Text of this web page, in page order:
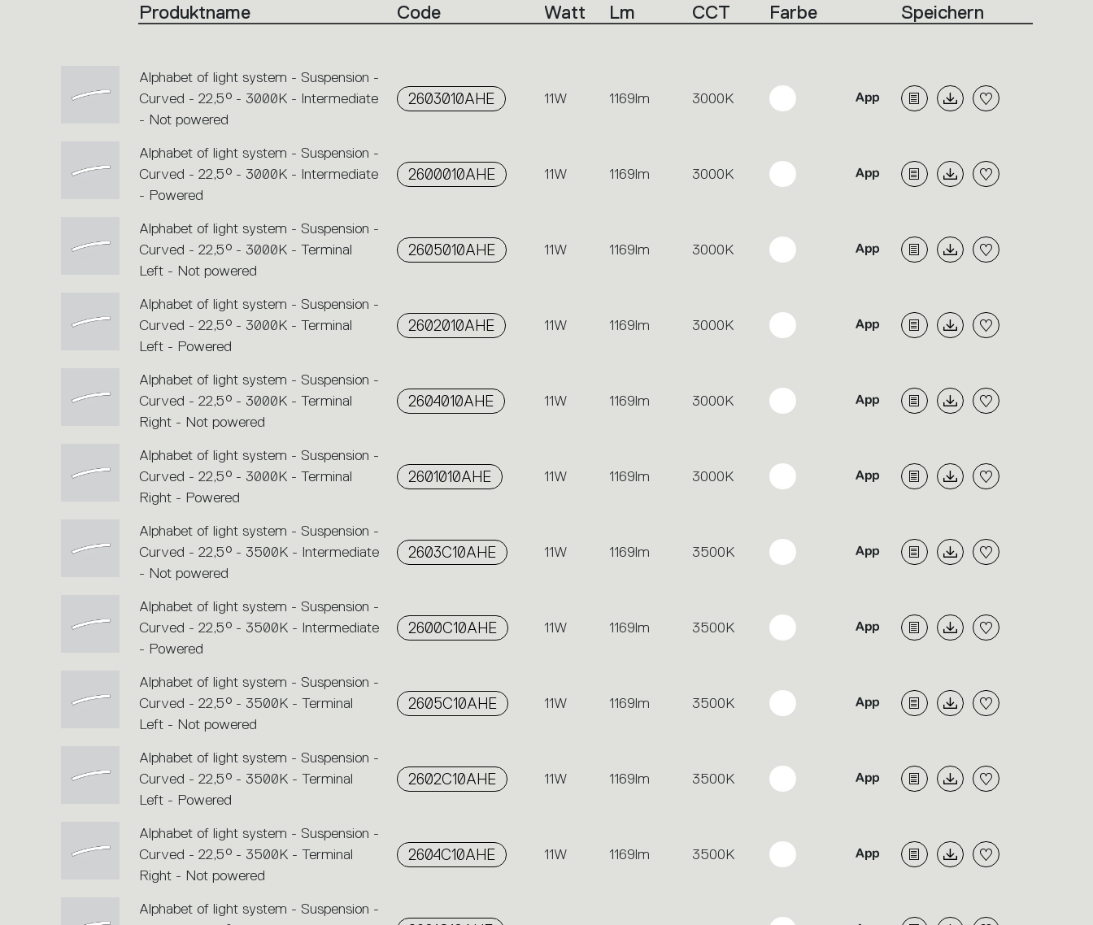
Produktname Code Watt Lm CCT Farbe Speichern
Alphabet of light system - Suspension -
Curved - 22,5° - 3000K - Intermediate
- Not powered
2603010AHE 11W 1169lm 3000K
Alphabet of light system - Suspension -
Curved - 22,5° - 3000K - Intermediate
- Powered
2600010AHE 11W 1169lm 3000K
Alphabet of light system - Suspension -
Curved - 22,5° - 3000K - Terminal
Left - Not powered
2605010AHE 11W 1169lm 3000K
Alphabet of light system - Suspension -
Curved - 22,5° - 3000K - Terminal
Left - Powered
2602010AHE 11W 1169lm 3000K
Alphabet of light system - Suspension -
Curved - 22,5° - 3000K - Terminal
Right - Not powered
2604010AHE 11W 1169lm 3000K
Alphabet of light system - Suspension -
Curved - 22,5° - 3000K - Terminal
Right - Powered
2601010AHE 11W 1169lm 3000K
Alphabet of light system - Suspension -
Curved - 22,5° - 3500K - Intermediate
- Not powered
2603C10AHE 11W 1169lm 3500K
Alphabet of light system - Suspension -
Curved - 22,5° - 3500K - Intermediate
- Powered
2600C10AHE 11W 1169lm 3500K
Alphabet of light system - Suspension -
Curved - 22,5° - 3500K - Terminal
Left - Not powered
2605C10AHE 11W 1169lm 3500K
Alphabet of light system - Suspension -
Curved - 22,5° - 3500K - Terminal
Left - Powered
2602C10AHE 11W 1169lm 3500K
Alphabet of light system - Suspension -
Curved - 22,5° - 3500K - Terminal
Right - Not powered
2604C10AHE 11W 1169lm 3500K
Alphabet of light system - Suspension -